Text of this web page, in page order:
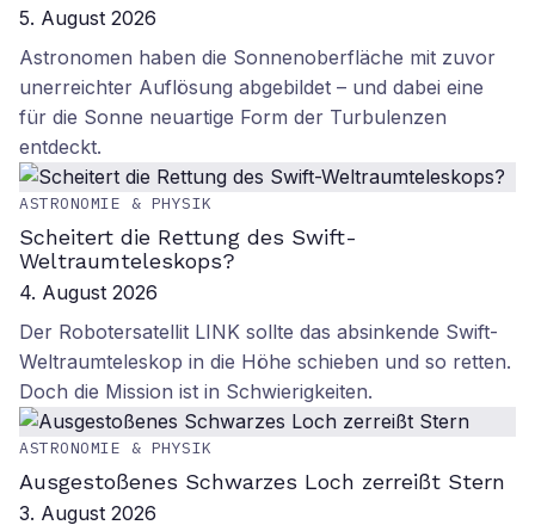
5. August 2026
Astronomen haben die Sonnenoberfläche mit zuvor
unerreichter Auflösung abgebildet – und dabei eine
für die Sonne neuartige Form der Turbulenzen
entdeckt.
ASTRONOMIE & PHYSIK
Scheitert die Rettung des Swift-
Weltraumteleskops?
4. August 2026
Der Robotersatellit LINK sollte das absinkende Swift-
Weltraumteleskop in die Höhe schieben und so retten.
Doch die Mission ist in Schwierigkeiten.
ASTRONOMIE & PHYSIK
Ausgestoßenes Schwarzes Loch zerreißt Stern
3. August 2026